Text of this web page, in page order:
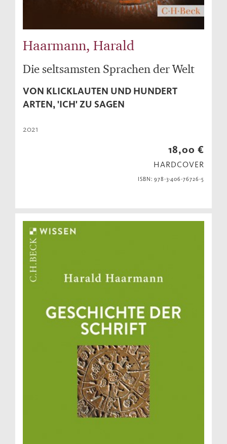
Haarmann, Harald
Die seltsamsten Sprachen der Welt
VON KLICKLAUTEN UND HUNDERT
ARTEN, 'ICH' ZU SAGEN
2021
18,00 €
HARDCOVER
ISBN: 978-3-406-76726-5